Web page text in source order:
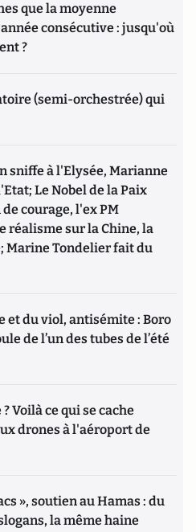
que la moyenne
consécutive : jusqu'où
?
(semi-orchestrée) qui
sniffe à l'Elysée, Marianne
Le Nobel de la Paix
courage, l'ex PM
réalisme sur la Chine, la
Marine Tondelier fait du
et du viol, antisémite : Boro
de l’un des tubes de l’été
Voilà ce qui se cache
drones à l'aéroport de
», soutien au Hamas : du
la même haine